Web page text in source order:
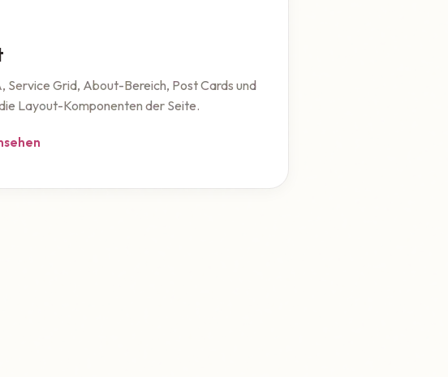
Service Grid, About-Bereich, Post Cards und
Layout-Komponenten der Seite.